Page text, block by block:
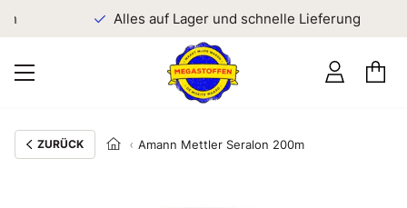
Alles auf Lager und schnelle Lieferung
ZURÜCK Amann Mettler Seralon 200m